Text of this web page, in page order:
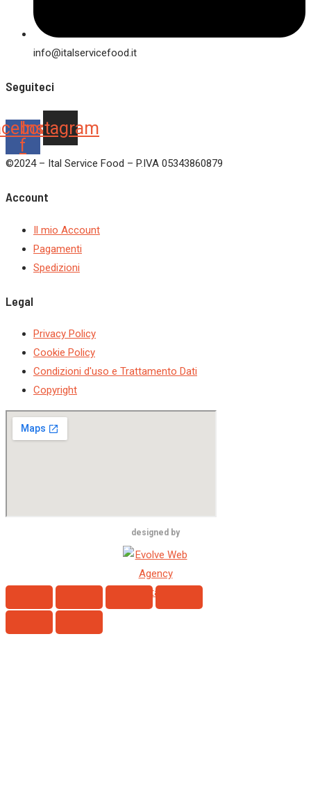
info@italservicefood.it
Seguiteci
f
Instagram
©2024 – Ital Service Food – P.IVA 05343860879
Account
Il mio Account
Pagamenti
Spedizioni
Legal
Privacy Policy
Cookie Policy
Condizioni d'uso e Trattamento Dati
Copyright
designed by